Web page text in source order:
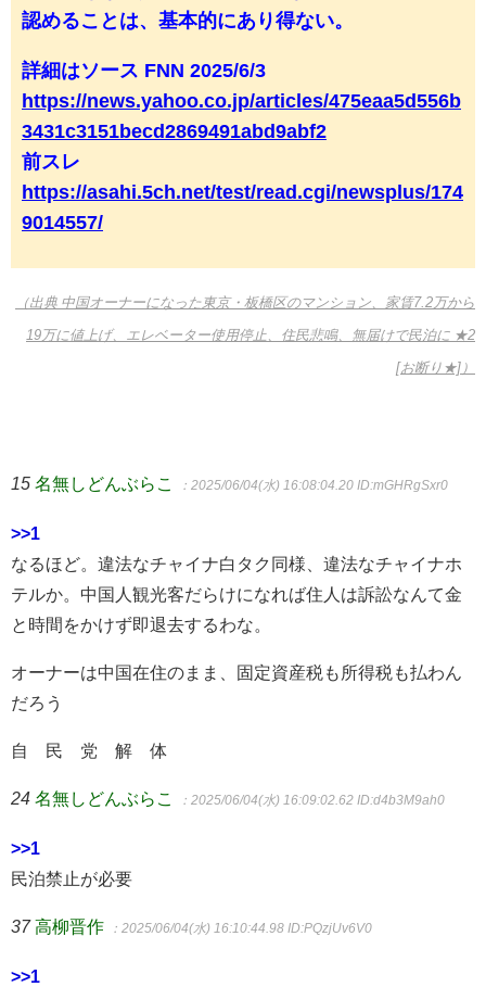
認めることは、基本的にあり得ない。
詳細はソース FNN 2025/6/3
https://news.yahoo.co.jp/articles/475eaa5d556b
3431c3151becd2869491abd9abf2
前スレ
https://asahi.5ch.net/test/read.cgi/newsplus/174
9014557/
（出典 中国オーナーになった東京・板橋区のマンション、家賃7.2万から
19万に値上げ、エレベーター使用停止、住民悲鳴、無届けで民泊に ★2
[お断り★]）
15 名無しどんぶらこ ：2025/06/04(水) 16:08:04.20 ID:mGHRgSxr0
>>1
なるほど。違法なチャイナ白タク同様、違法なチャイナホ
テルか。中国人観光客だらけになれば住人は訴訟なんて金
と時間をかけず即退去するわな。
オーナーは中国在住のまま、固定資産税も所得税も払わん
だろう
自 民 党 解 体
24 名無しどんぶらこ ：2025/06/04(水) 16:09:02.62 ID:d4b3M9ah0
>>1
民泊禁止が必要
37 高柳晋作 ：2025/06/04(水) 16:10:44.98 ID:PQzjUv6V0
>>1